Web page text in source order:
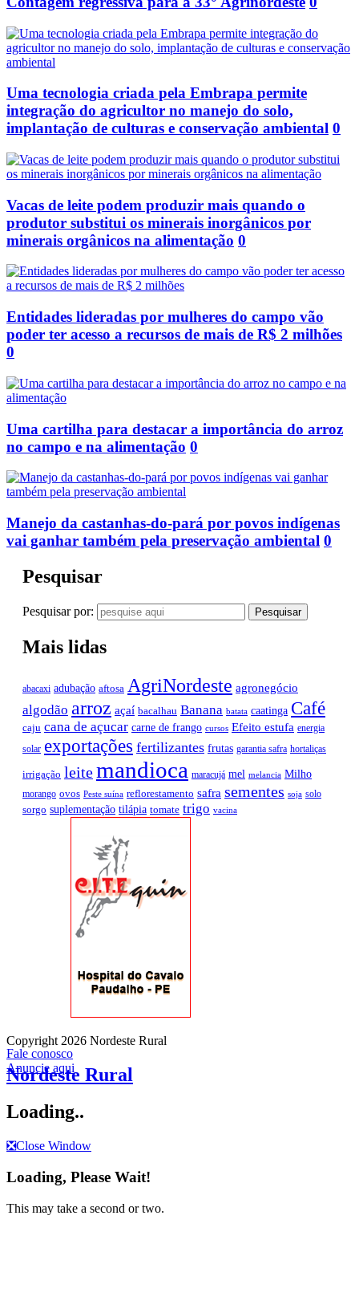
Uma tecnologia criada pela Embrapa permite
integração do agricultor no manejo do solo,
implantação de culturas e conservação ambiental 0
Vacas de leite podem produzir mais quando o
produtor substitui os minerais inorgânicos por
minerais orgânicos na alimentação 0
Entidades lideradas por mulheres do campo vão
poder ter acesso a recursos de mais de R$ 2 milhões
0
Uma cartilha para destacar a importância do arroz
no campo e na alimentação 0
Manejo da castanhas-do-pará por povos indígenas
vai ganhar também pela preservação ambiental 0
Pesquisar
Pesquisar por:
Mais lidas
abacaxi adubação aftosa AgriNordeste agronegócio
algodão arroz açaí bacalhau Banana batata caatinga Café
caju cana de açucar carne de frango cursos Efeito estufa energia
solar exportações fertilizantes frutas garantia safra hortaliças
irrigação leitemandioca maracujá mel melancia Milho
morango ovos Peste suína reflorestamento safra sementes soja solo
sorgo suplementação tilápia tomate trigo vacina
Fale conosco
Anuncie aqui
Copyright 2026 Nordeste Rural
Nordeste Rural
Loading..
❎Close Window
Loading, Please Wait!
This may take a second or two.